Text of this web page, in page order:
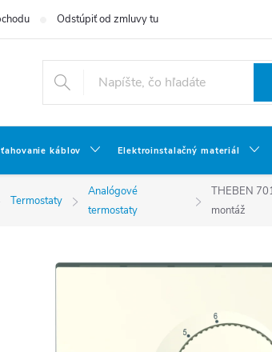
Odstúpiť od zmluvy tu
káblov Elektroinstalačný materiál
Termostaty
Analógové
termostaty
THEBEN
montáž